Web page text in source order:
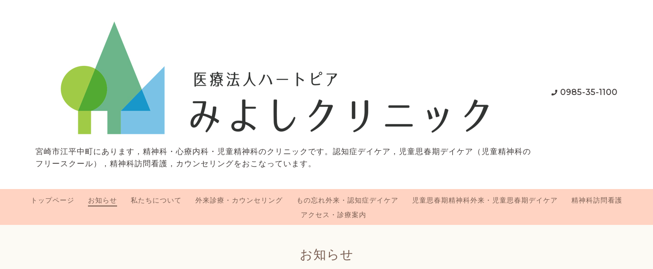
宮崎市江平中町にあります，精神科・心療内科・児童精神科のクリニックです。認知症デイケア，児童思春期デイケア（児童精神科の
フリースクール），精神科訪問看護，カウンセリングをおこなっています。
0985-35-1100
トップページ お知らせ 私たちについて 外来診療・カウンセリング もの忘れ外来・認知症デイケア 児童思春期精神科外来・児童思春期デイケア
精神科訪問看護
アクセス・診療案内
お知らせ